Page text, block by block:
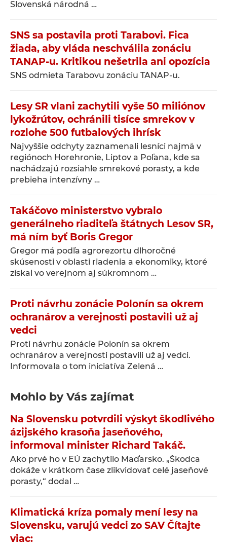
Slovenská národná …
SNS sa postavila proti Tarabovi. Fica
žiada, aby vláda neschválila zonáciu
TANAP-u. Kritikou nešetrila ani opozícia
SNS odmieta Tarabovu zonáciu TANAP-u.
Lesy SR vlani zachytili vyše 50 miliónov
lykožrútov, ochránili tisíce smrekov v
rozlohe 500 futbalových ihrísk
Najvyššie odchyty zaznamenali lesníci najmä v
regiónoch Horehronie, Liptov a Poľana, kde sa
nachádzajú rozsiahle smrekové porasty, a kde
prebieha intenzívny …
Takáčovo ministerstvo vybralo
generálneho riaditeľa štátnych Lesov SR,
má ním byť Boris Gregor
Gregor má podľa agrorezortu dlhoročné
skúsenosti v oblasti riadenia a ekonomiky, ktoré
získal vo verejnom aj súkromnom …
Proti návrhu zonácie Polonín sa okrem
ochranárov a verejnosti postavili už aj
vedci
Proti návrhu zonácie Polonín sa okrem
ochranárov a verejnosti postavili už aj vedci.
Informovala o tom iniciatíva Zelená …
Mohlo by Vás zajímat
Na Slovensku potvrdili výskyt škodlivého
ázijského krasoňa jaseňového,
informoval minister Richard Takáč.
Ako prvé ho v EÚ zachytilo Maďarsko. „Škodca
dokáže v krátkom čase zlikvidovať celé jaseňové
porasty,“ dodal …
Klimatická kríza pomaly mení lesy na
Slovensku, varujú vedci zo SAV Čítajte
viac: